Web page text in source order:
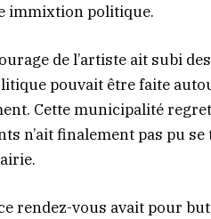
immixtion politique.
de l’artiste ait subi
pouvait être faite
Cette municipalité
n’ait finalement pas pu
rendez-vous avait pour